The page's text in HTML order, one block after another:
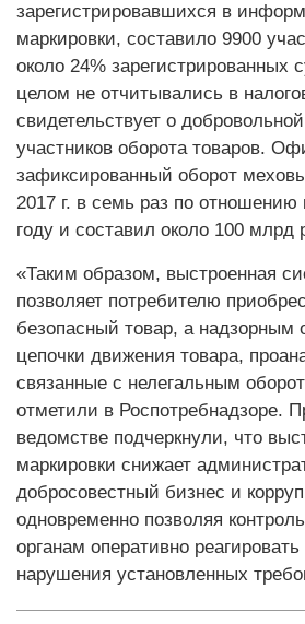
зарегистрировавшихся в
маркировки, составило 9900
около 24% зарегистрированных
целом не отчитывались в
свидетельствует о
участников оборота товаров.
зафиксированный оборот
2017 г. в семь раз по
году и составил около 100 млрд
«Таким образом, выстроенная
позволяет потребителю
безопасный товар, а надзорным
цепочки движения товара,
связанные с нелегальным
отметили в Роспотребнадзоре.
ведомстве подчеркнули, что
маркировки снижает
добросовестный бизнес и
одновременно позволяя
органам оперативно
нарушения установленных